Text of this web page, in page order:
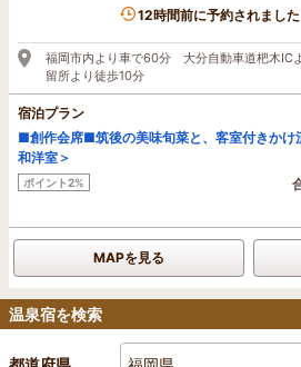
12時間前に予約されました
福岡市内より車で60分 大分自動車道杷木IC
留所より徒歩10分
宿泊プラン
■創作会席■筑後の美味旬菜と、客室付きかけ
和洋室＞
ポイント2%
MAPを見る
温泉宿を検索